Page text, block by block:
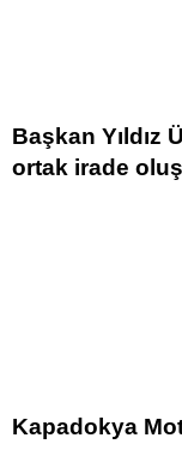
Başkan Yıldız
ortak irade
Kapadokya